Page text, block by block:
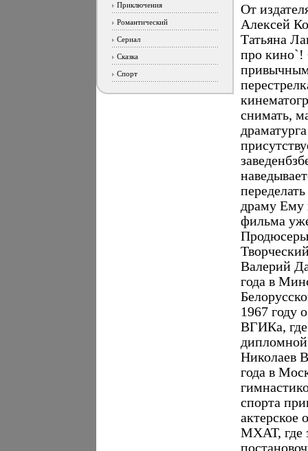
Приключения
Романтический
Сериал
Сказка
Спорт
От
Алексей
Татьяна
про кино`!
снимать,
драму Ему
фильма
Валерий
года в
1967 году
ВГИКа, где
дипломной
Николаев
года в
спорта
актерское
МХАТ, где